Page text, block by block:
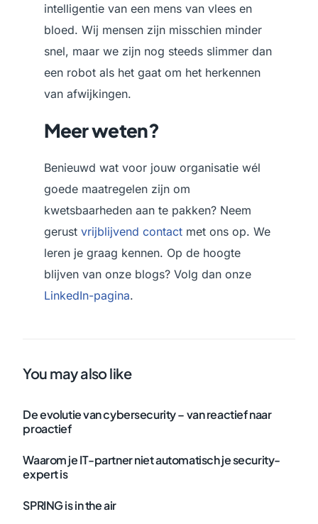
intelligentie van een mens van vlees en
bloed. Wij mensen zijn misschien minder
snel, maar we zijn nog steeds slimmer dan
een robot als het gaat om het herkennen
van afwijkingen.
Meer weten?
Benieuwd wat voor jouw organisatie wél
goede maatregelen zijn om
kwetsbaarheden aan te pakken? Neem
gerust vrijblijvend contactmet ons op. We
leren je graag kennen. Op de hoogte
blijven van onze blogs? Volg dan onze
LinkedIn-pagina.
You may also like
De evolutie van cybersecurity – van reactief naar
proactief
Waarom je IT-partner niet automatisch je security-
expert is
SPRING is in the air